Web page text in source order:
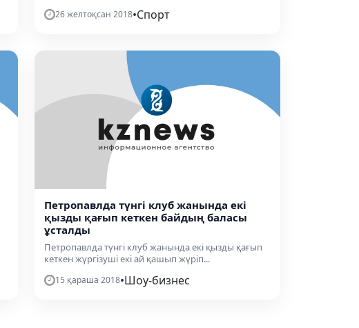
26 желтоқсан 2018•Спорт
Петропавлда түнгі клуб жанында екі
қызды қағып кеткен байдың баласы
ұсталды
Петропавлда түнгі клуб жанында екі қызды қағып
кеткен жүргізуші екі ай қашып жүріп...
15 қараша 2018•Шоу-бизнес